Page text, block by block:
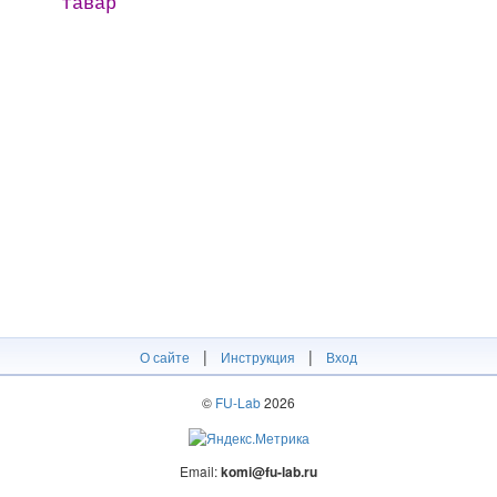
О сайте | Инструкция | Вход
© FU-Lab2026
Email:komi@fu-lab.ru